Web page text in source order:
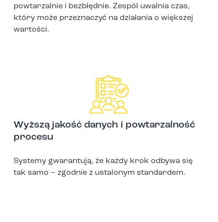
powtarzalnie i bezbłędnie. Zespół uwalnia czas,
który może przeznaczyć na działania o większej
wartości.
Wyższą jakość danych i powtarzalność
procesu
Systemy gwarantują, że każdy krok odbywa się
tak samo – zgodnie z ustalonym standardem.